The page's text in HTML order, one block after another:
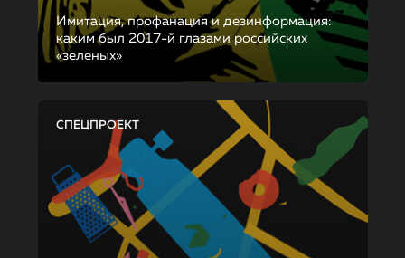
Имитация, профанация и дезинформация:
каким был 2017-й глазами российских
«зеленых»
СПЕЦПРОЕКТ